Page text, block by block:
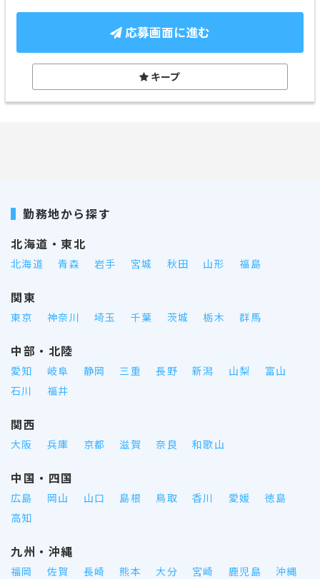
応募画面に進む
キープ
勤務地から探す
北海道・東北
北海道 青森 岩手 宮城 秋田 山形 福島
関東
東京 神奈川 埼玉 千葉 茨城 栃木 群馬
中部・北陸
愛知 岐阜 静岡 三重 長野 新潟 山梨
富山
石川
福井
関西
大阪 兵庫 京都 滋賀 奈良 和歌山
中国・四国
広島 岡山 山口 島根 鳥取 香川 愛媛
徳島
高知
九州・沖縄
福岡 佐賀 長崎 熊本 大分 宮崎 鹿児島 沖縄